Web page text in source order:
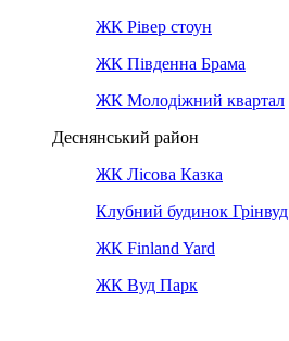
ЖК Рівер стоун
ЖК Південна Брама
ЖК Молодіжний квартал
Деснянський район
ЖК Лісова Казка
Клубний будинок Грінвуд
ЖК Finland Yard
ЖК Вуд Парк